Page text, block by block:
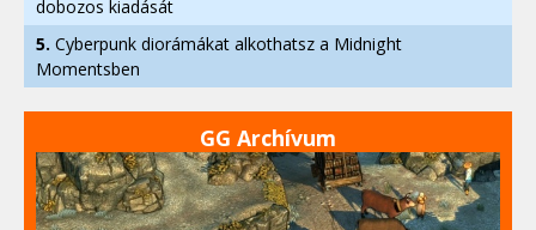
dobozos kiadását
5. Cyberpunk diorámákat alkothatsz a Midnight
Momentsben
GG Archívum